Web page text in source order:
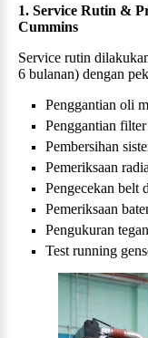
1. Service Rutin &
Cummins
Service rutin
6 bulanan) dengan
Penggantian oli
Penggantian
Pembersihan
Pemeriksaan
Pengecekan belt
Pemeriksaan
Pengukuran
Test running